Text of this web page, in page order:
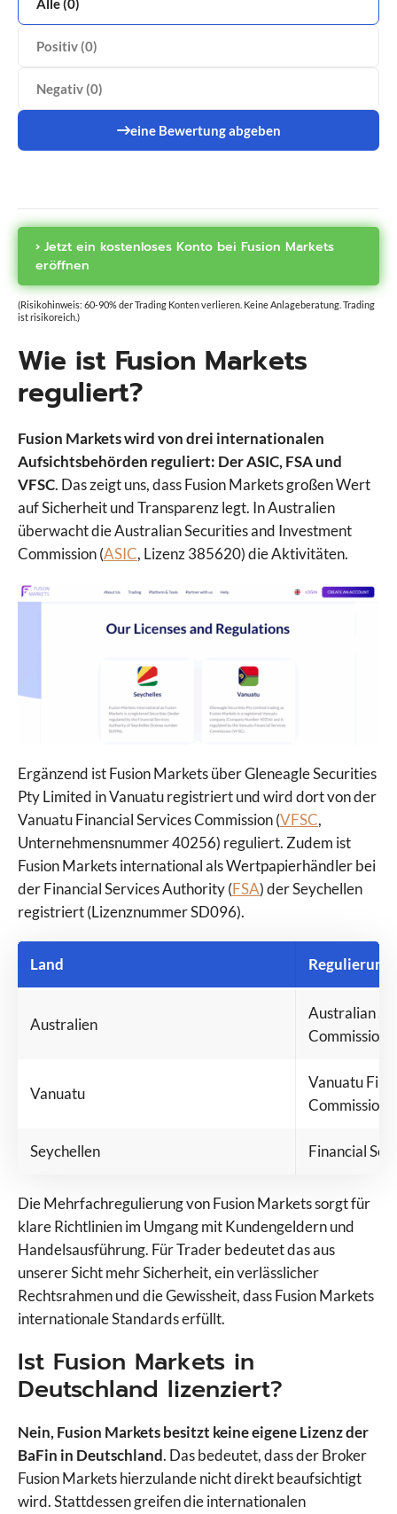
ActivTrades
Admirals
AvaFutures
CapTrader
CMC Markets
Consorsbank
Degiro
Deutsche Bank
DKB
Finanzen.net
Flatex
FOREX.com
FP Markets
FP Trading
FP Trading Demo
Fusion Markets
GBE Brokers
IC Trading
Interactive Brokers
IQ Option
JFD Brokers
Libertex
LYNX
Markets.com
Moneta Markets
Naga
Plus500
Sparkassen Broker
Swissquote
Targobank
TegasFX
Tickmill
TMGM
Trade Republic
Trading 212
Trive
VT Markets
WH Selfinvest
XM
XTB
Vergleiche Broker
Alle (0)
Positiv (0)
Negativ (0)
eine Bewertung abgeben
› Jetzt ein kostenloses Konto bei Fusion Markets
eröffnen
(Risikohinweis: 60-90% der Trading Konten verlieren. Keine Anlageberatung. Trading
ist risikoreich.)
Wie ist Fusion Markets
reguliert?
Fusion Markets wird von drei internationalen
Aufsichtsbehörden reguliert: Der ASIC, FSA und
VFSC. Das zeigt uns, dass Fusion Markets großen Wert
auf Sicherheit und Transparenz legt. In Australien
überwacht die Australian Securities and Investment
Commission (ASIC, Lizenz 385620) die Aktivitäten.
Ergänzend ist Fusion Markets über Gleneagle Securities
Pty Limited in Vanuatu registriert und wird dort von der
Vanuatu Financial Services Commission (VFSC,
Unternehmensnummer 40256) reguliert. Zudem ist
Fusion Markets international als Wertpapierhändler bei
der Financial Services Authority (FSA) der Seychellen
registriert (Lizenznummer SD096).
Land
Australien
Australian
Commission
Vanuatu
Vanuatu
Commission
Seychellen Financial
Die Mehrfachregulierung von Fusion Markets sorgt für
klare Richtlinien im Umgang mit Kundengeldern und
Handelsausführung. Für Trader bedeutet das aus
unserer Sicht mehr Sicherheit, ein verlässlicher
Rechtsrahmen und die Gewissheit, dass Fusion Markets
internationale Standards erfüllt.
Ist Fusion Markets in
Deutschland lizenziert?
Nein, Fusion Markets besitzt keine eigene Lizenz der
BaFin in Deutschland. Das bedeutet, dass der Broker
Fusion Markets hierzulande nicht direkt beaufsichtigt
wird. Stattdessen greifen die internationalen